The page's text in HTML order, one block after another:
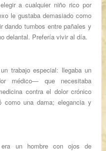
a cualquier niño rico por
le gustaba demasiado como
dando tumbos entre pañales y
delantal. Prefería vivir al día.
trabajo especial: llegaba un
médico― que necesitaba
contra el dolor crónico
como una dama; elegancia y
un hombre con ojos de